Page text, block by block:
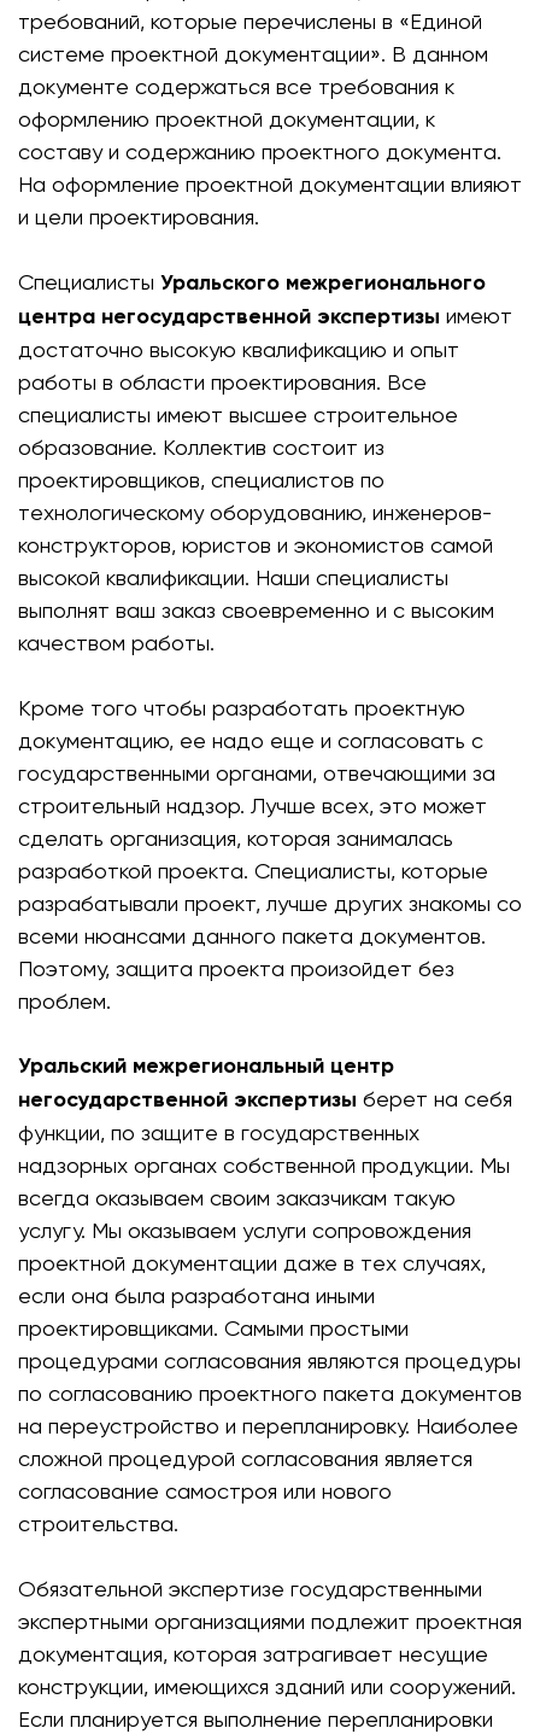
требований, которые перечислены в «Единой
системе проектной документации». В данном
документе содержаться все требования к
оформлению проектной документации, к
составу и содержанию проектного документа.
На оформление проектной документации влияют
и цели проектирования.
Специалисты Уральского межрегионального
центра негосударственной экспертизы имеют
достаточно высокую квалификацию и опыт
работы в области проектирования. Все
специалисты имеют высшее строительное
образование. Коллектив состоит из
проектировщиков, специалистов по
технологическому оборудованию, инженеров-
конструкторов, юристов и экономистов самой
высокой квалификации. Наши специалисты
выполнят ваш заказ своевременно и с высоким
качеством работы.
Кроме того чтобы разработать проектную
документацию, ее надо еще и согласовать с
государственными органами, отвечающими за
строительный надзор. Лучше всех, это может
сделать организация, которая занималась
разработкой проекта. Специалисты, которые
разрабатывали проект, лучше других знакомы со
всеми нюансами данного пакета документов.
Поэтому, защита проекта произойдет без
проблем.
Уральский межрегиональный центр
негосударственной экспертизы берет на себя
функции, по защите в государственных
надзорных органах собственной продукции. Мы
всегда оказываем своим заказчикам такую
услугу. Мы оказываем услуги сопровождения
проектной документации даже в тех случаях,
если она была разработана иными
проектировщиками. Самыми простыми
процедурами согласования являются процедуры
по согласованию проектного пакета документов
на переустройство и перепланировку. Наиболее
сложной процедурой согласования является
согласование самостроя или нового
строительства.
Обязательной экспертизе государственными
экспертными организациями подлежит проектная
документация, которая затрагивает несущие
конструкции, имеющихся зданий или сооружений.
Если планируется выполнение перепланировки